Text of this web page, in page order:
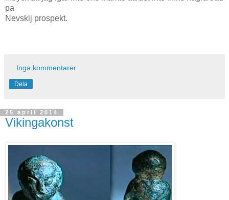
pa
Nevskij prospekt.
Inga kommentarer:
Dela
25 april 2014
Vikingakonst